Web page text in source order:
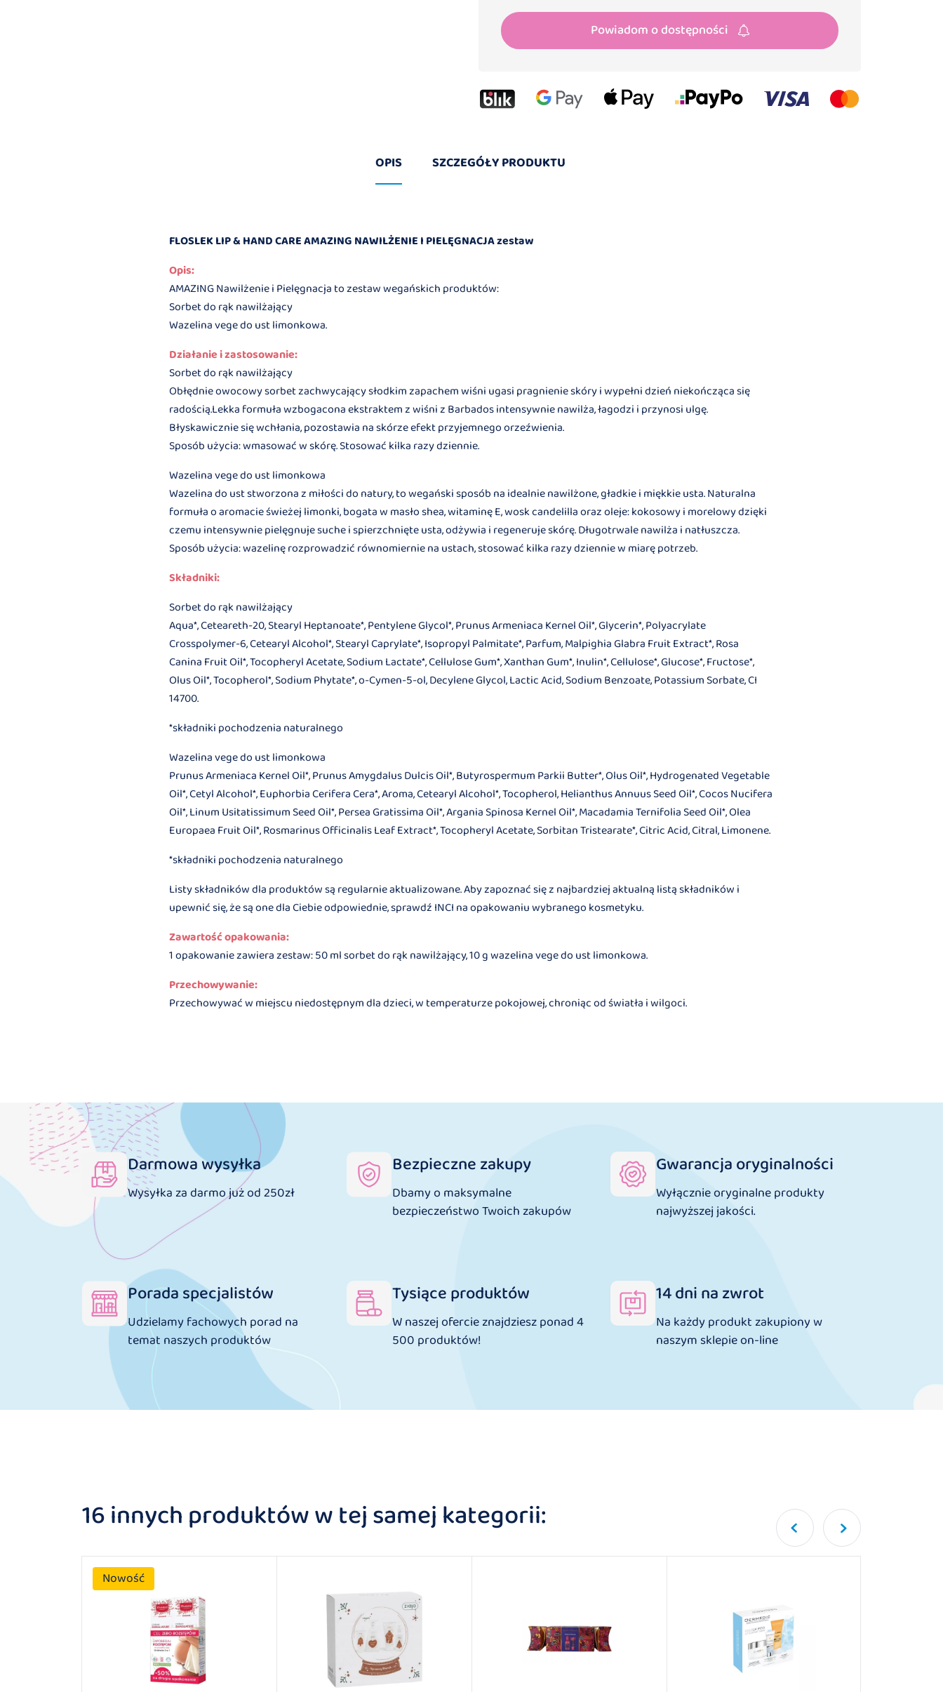
Powiadom o dostępności
OPIS SZCZEGÓŁY PRODUKTU
FLOSLEK LIP & HAND CARE AMAZING NAWILŻENIE I PIELĘGNACJA zestaw
Opis:
AMAZING Nawilżenie i Pielęgnacja to zestaw wegańskich produktów:
Sorbet do rąk nawilżający
Wazelina vege do ust limonkowa.
Działanie i zastosowanie:
Sorbet do rąk nawilżający
Obłędnie owocowy sorbet zachwycający słodkim zapachem wiśni ugasi pragnienie skóry i wypełni dzień niekończąca się
radością.Lekka formuła wzbogacona ekstraktem z wiśni z Barbados intensywnie nawilża, łagodzi i przynosi ulgę.
Błyskawicznie się wchłania, pozostawia na skórze efekt przyjemnego orzeźwienia.
Sposób użycia: wmasować w skórę. Stosować kilka razy dziennie.
Wazelina vege do ust limonkowa
Wazelina do ust stworzona z miłości do natury, to wegański sposób na idealnie nawilżone, gładkie i miękkie usta. Naturalna
formuła o aromacie świeżej limonki, bogata w masło shea, witaminę E, wosk candelilla oraz oleje: kokosowy i morelowy dzięki
czemu intensywnie pielęgnuje suche i spierzchnięte usta, odżywia i regeneruje skórę. Długotrwale nawilża i natłuszcza.
Sposób użycia: wazelinę rozprowadzić równomiernie na ustach, stosować kilka razy dziennie w miarę potrzeb.
Składniki:
Sorbet do rąk nawilżający
Aqua*, Ceteareth-20, Stearyl Heptanoate*, Pentylene Glycol*, Prunus Armeniaca Kernel Oil*, Glycerin*, Polyacrylate
Crosspolymer-6, Cetearyl Alcohol*, Stearyl Caprylate*, Isopropyl Palmitate*, Parfum, Malpighia Glabra Fruit Extract*, Rosa
Canina Fruit Oil*, Tocopheryl Acetate, Sodium Lactate*, Cellulose Gum*, Xanthan Gum*, Inulin*, Cellulose*, Glucose*, Fructose*,
Olus Oil*, Tocopherol*, Sodium Phytate*, o-Cymen-5-ol, Decylene Glycol, Lactic Acid, Sodium Benzoate, Potassium Sorbate, CI
14700.
*składniki pochodzenia naturalnego
Wazelina vege do ust limonkowa
Prunus Armeniaca Kernel Oil*, Prunus Amygdalus Dulcis Oil*, Butyrospermum Parkii Butter*, Olus Oil*, Hydrogenated Vegetable
Oil*, Cetyl Alcohol*, Euphorbia Cerifera Cera*, Aroma, Cetearyl Alcohol*, Tocopherol, Helianthus Annuus Seed Oil*, Cocos Nucifera
Oil*, Linum Usitatissimum Seed Oil*, Persea Gratissima Oil*, Argania Spinosa Kernel Oil*, Macadamia Ternifolia Seed Oil*, Olea
Europaea Fruit Oil*, Rosmarinus Officinalis Leaf Extract*, Tocopheryl Acetate, Sorbitan Tristearate*, Citric Acid, Citral, Limonene.
*składniki pochodzenia naturalnego
Listy składników dla produktów są regularnie aktualizowane. Aby zapoznać się z najbardziej aktualną listą składników i
upewnić się, że są one dla Ciebie odpowiednie, sprawdź INCI na opakowaniu wybranego kosmetyku.
Zawartość opakowania:
1 opakowanie zawiera zestaw: 50 ml sorbet do rąk nawilżający, 10 g wazelina vege do ust limonkowa.
Przechowywanie:
Przechowywać w miejscu niedostępnym dla dzieci, w temperaturze pokojowej, chroniąc od światła i wilgoci.
Darmowa wysyłka
Wysyłka za darmo już od 250zł
Bezpieczne zakupy
Dbamy o maksymalne
bezpieczeństwo Twoich zakupów
Gwarancja oryginalności
Wyłącznie oryginalne produkty
najwyższej jakości.
Porada specjalistów
Udzielamy fachowych porad na
temat naszych produktów
Tysiące produktów
W naszej ofercie znajdziesz ponad 4
500 produktów!
14 dni na zwrot
Na każdy produkt zakupiony w
naszym sklepie on-line
16 innych produktów w tej samej kategorii:
Nowość